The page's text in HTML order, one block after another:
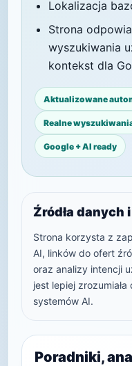
Lokalizacja
Strona
wyszukiwania
kontekst dla
Aktualizowane
Realne
Google + AI ready
Źródła danych
Strona korzysta z
AI, linków do ofert
oraz analizy intencji
jest lepiej
systemów AI.
Poradniki,